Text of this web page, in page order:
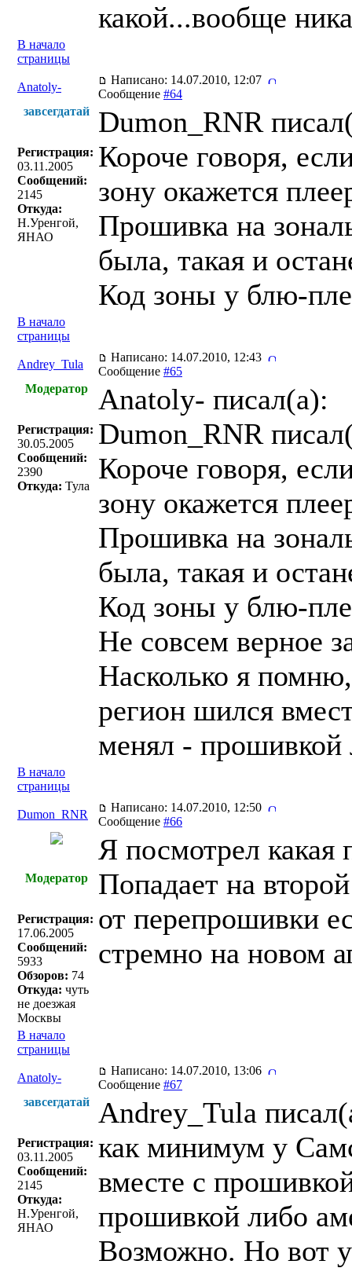
какой...вообще
В начало
страницы
Anatoly-
Написано: 14.07.2010, 12:07
Сообщение #64
завсегдатай
Регистрация:
03.11.2005
Сообщений:
2145
Откуда:
Н.Уренгой,
ЯНАО
Dumon_RNR
Короче говоря,
зону окажется
Прошивка на
была, такая и
Код зоны у блю-
В начало
страницы
Andrey_Tula
Написано: 14.07.2010, 12:43
Сообщение #65
Модератор
Регистрация:
30.05.2005
Сообщений:
2390
Откуда: Тула
Anatoly- писал(a):
Dumon_RNR
Короче говоря,
зону окажется
Прошивка на
была, такая и
Код зоны у блю-
Не совсем верное
Насколько я
регион шился
менял - прошивкой
В начало
страницы
Dumon_RNR
Написано: 14.07.2010, 12:50
Сообщение #66
Модератор
Регистрация:
17.06.2005
Сообщений:
5933
Обзоров: 74
Откуда: чуть
не доезжая
Москвы
Я посмотрел
Попадает на
от перепрошивки
стремно на новом
В начало
страницы
Anatoly-
Написано: 14.07.2010, 13:06
Сообщение #67
завсегдатай
Регистрация:
03.11.2005
Сообщений:
2145
Откуда:
Н.Уренгой,
ЯНАО
Andrey_Tula
как минимум у
вместе с
прошивкой либо
Возможно. Но вот